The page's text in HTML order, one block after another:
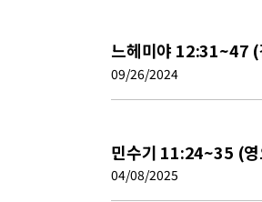
느헤미야 12:31~47 (
09/26/2024
민수기 11:24~35 (영
04/08/2025